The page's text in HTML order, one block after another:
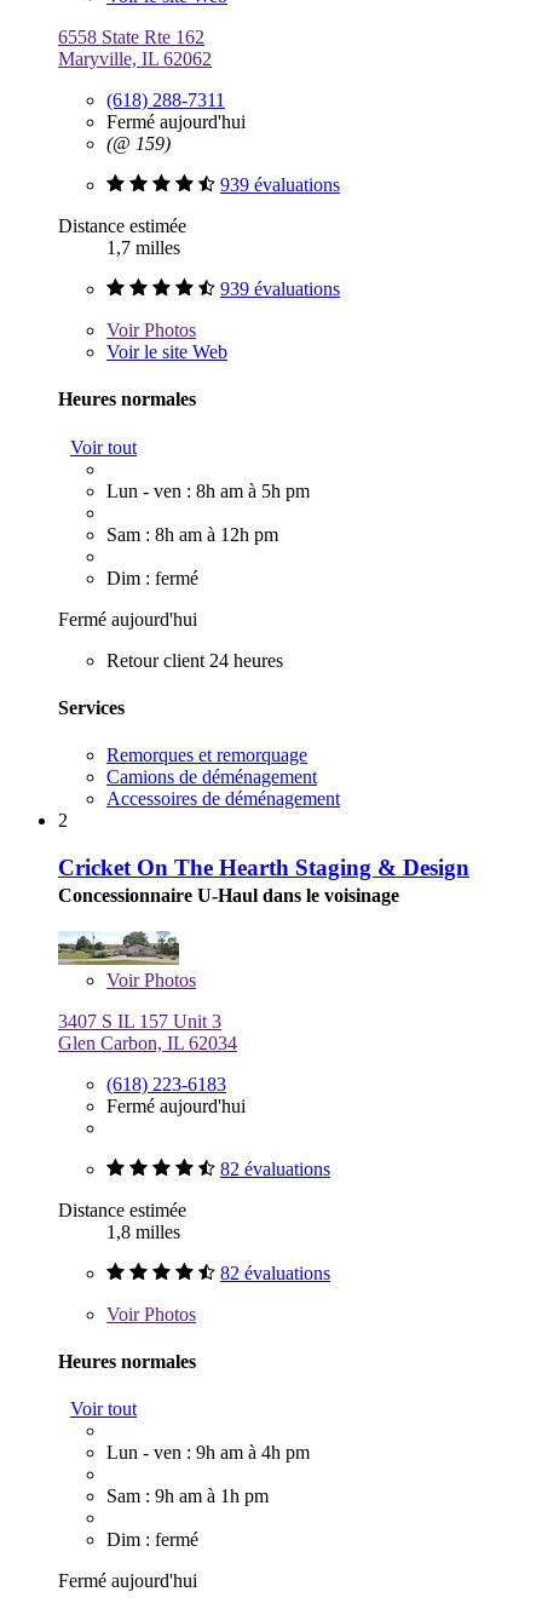
6558 State Rte 162
Maryville, IL 62062
(618) 288-7311
Fermé aujourd'hui
(@ 159)
939 évaluations
Distance estimée
1,7 milles
939 évaluations
VoirPhotos
Voir le site Web
Heures normales
Voir tout
Lun - ven : 8h am à 5h pm
Sam : 8h am à 12h pm
Dim : fermé
Fermé aujourd'hui
Retour client 24 heures
Services
Remorques et remorquage
Camions de déménagement
Accessoires de déménagement
2
Cricket On The Hearth Staging & Design
Concessionnaire U-Haul dans le voisinage
VoirPhotos
3407 S IL 157 Unit 3
Glen Carbon, IL 62034
(618) 223-6183
Fermé aujourd'hui
82 évaluations
Distance estimée
1,8 milles
82 évaluations
VoirPhotos
Heures normales
Voir tout
Lun - ven : 9h am à 4h pm
Sam : 9h am à 1h pm
Dim : fermé
Fermé aujourd'hui